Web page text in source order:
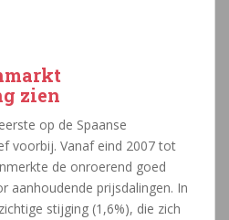
zien
op de Spaanse
voorbij. Vanaf eind 2007 tot
de onroerend goed
aanhoudende prijsdalingen. In
stijging (1,6%), die zich